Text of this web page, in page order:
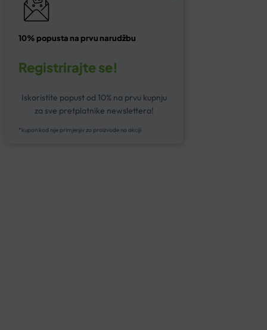
10% popusta na prvu narudžbu
Registrirajte se!
Iskoristite popust od 10% na prvu kupnju
za sve pretplatnike newslettera!
*kupon kod nije primjenjiv za proizvode na akciji